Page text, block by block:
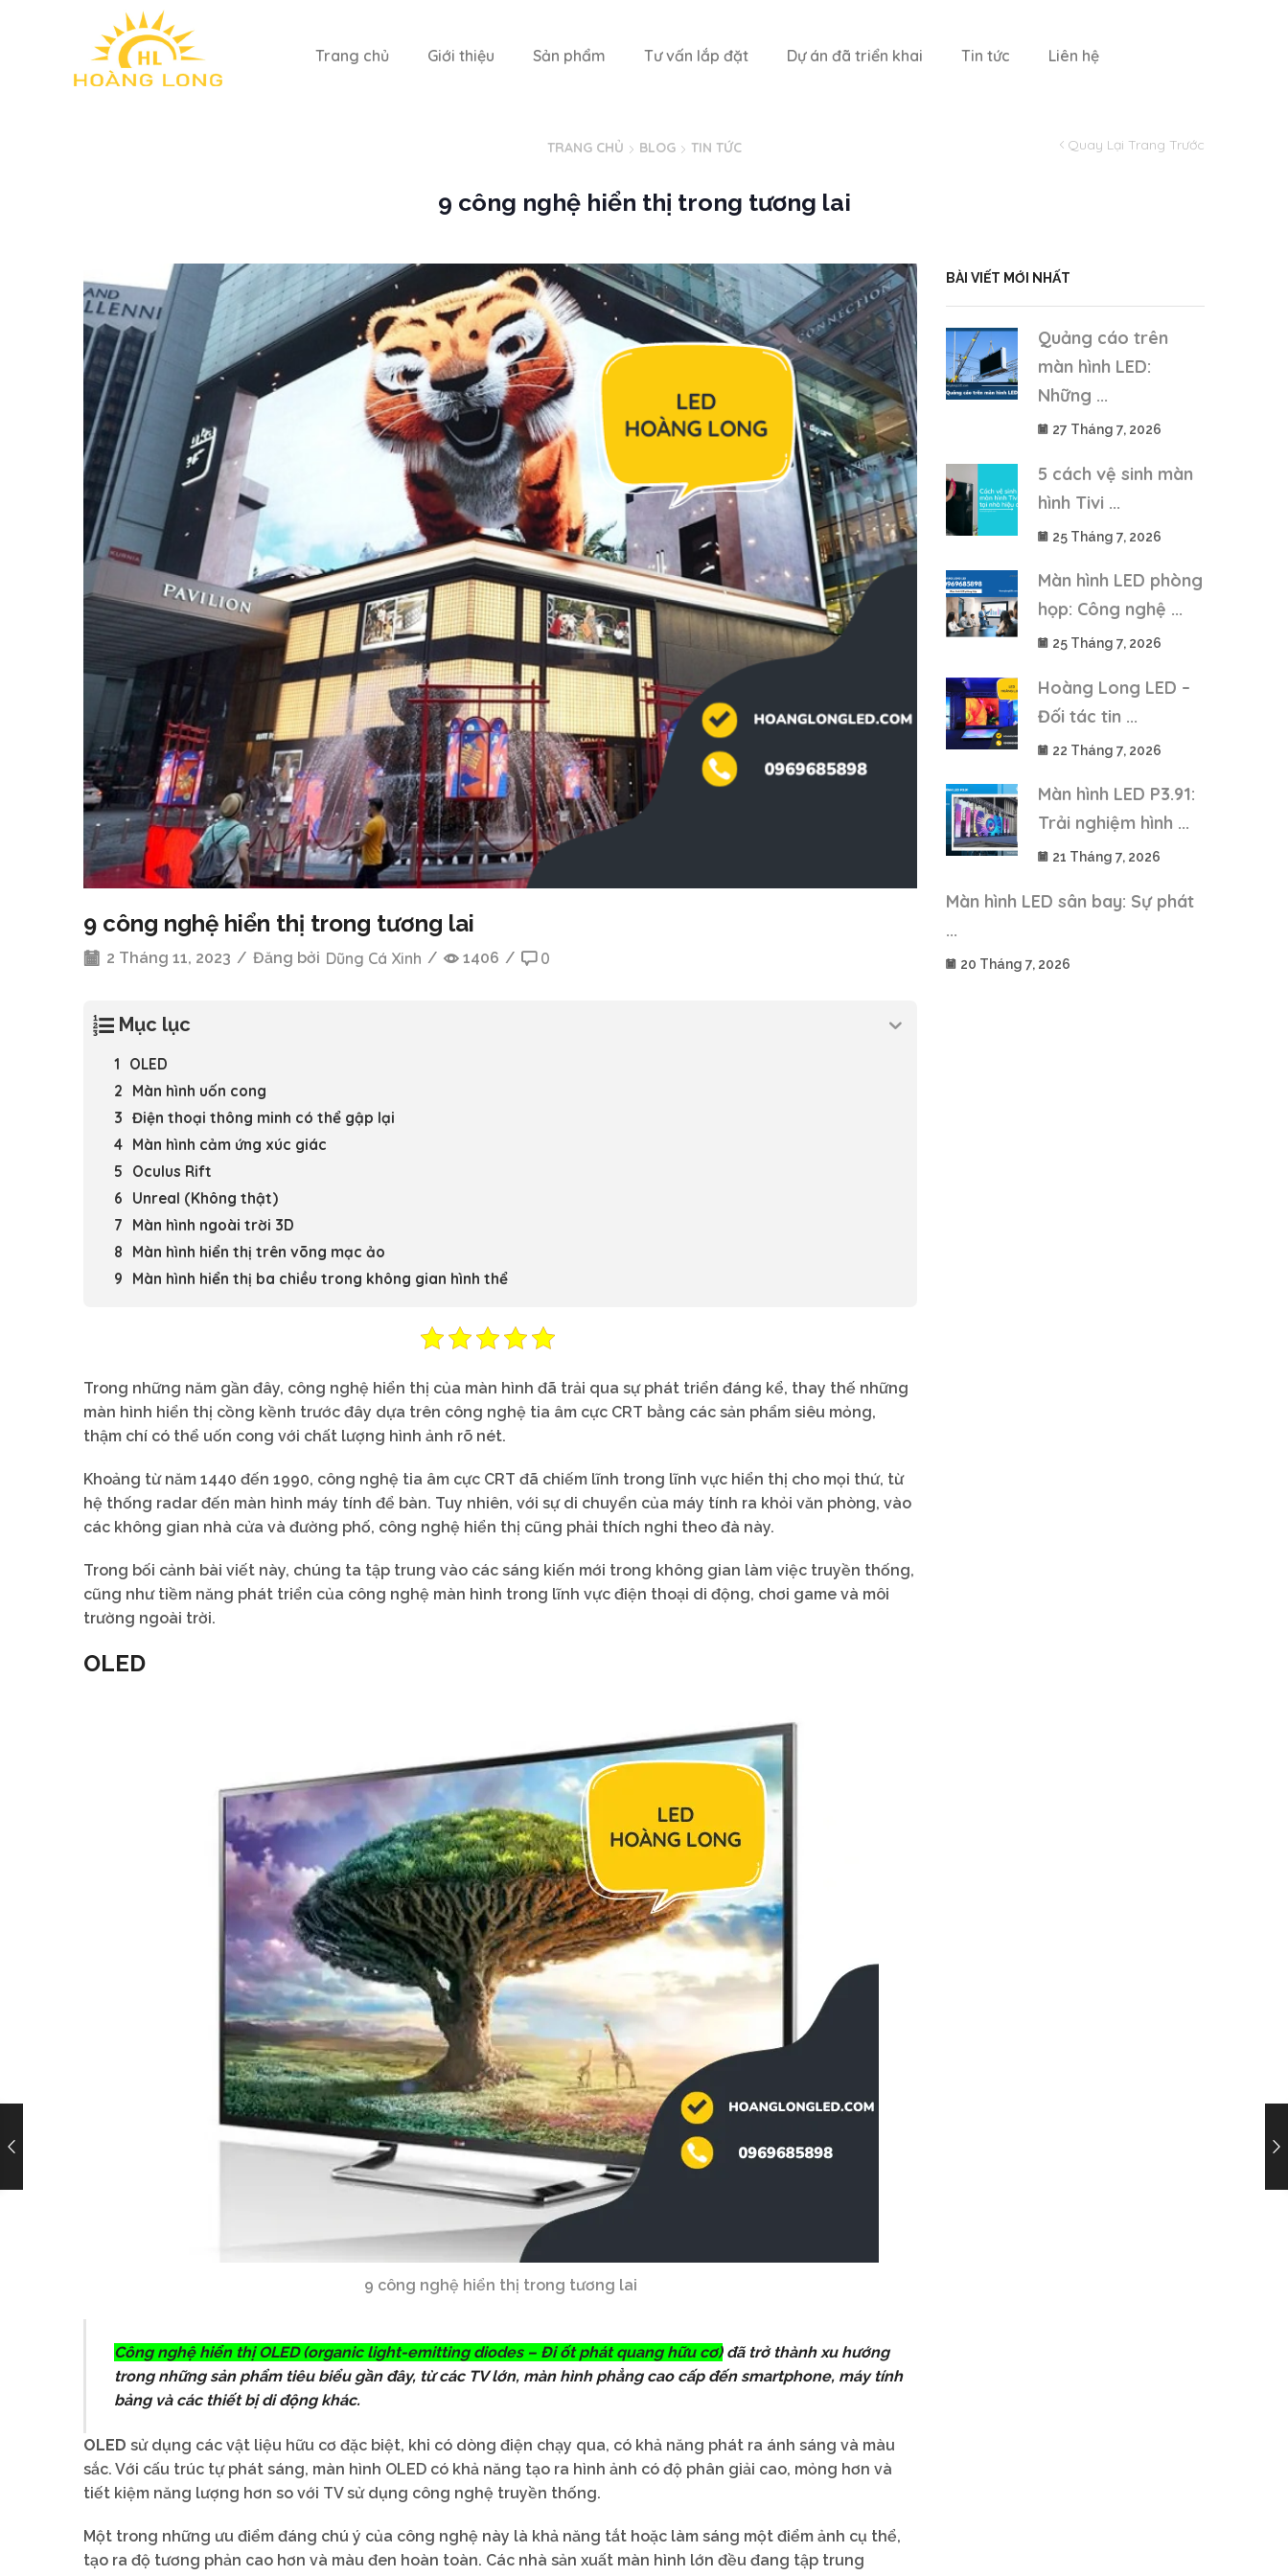
Trang chủ Giới thiệu Sản phẩm Tư vấn lắp đặt Dự án đã triển khai Tin tức Liên hệ
Quay Lại Trang Trước
TRANG CHỦ BLOG TIN TỨC
9 công nghệ hiển thị trong tương lai
9 công nghệ hiển thị trong tương lai
2 Tháng 11, 2023 / Đăng bởi Dũng Cá Xinh / 1406 / 0
Mục lục
OLED
Màn hình uốn cong
Điện thoại thông minh có thể gập lại
Màn hình cảm ứng xúc giác
Oculus Rift
Unreal (Không thật)
Màn hình ngoài trời 3D
Màn hình hiển thị trên võng mạc ảo
Màn hình hiển thị ba chiều trong không gian hình thể
Trong những năm gần đây, công nghệ hiển thị của màn hình đã trải qua sự phát triển đáng kể, thay thế những
màn hình hiển thị cồng kềnh trước đây dựa trên công nghệ tia âm cực CRT bằng các sản phẩm siêu mỏng,
thậm chí có thể uốn cong với chất lượng hình ảnh rõ nét.
Khoảng từ năm 1440 đến 1990, công nghệ tia âm cực CRT đã chiếm lĩnh trong lĩnh vực hiển thị cho mọi thứ, từ
hệ thống radar đến màn hình máy tính để bàn. Tuy nhiên, với sự di chuyển của máy tính ra khỏi văn phòng, vào
các không gian nhà cửa và đường phố, công nghệ hiển thị cũng phải thích nghi theo đà này.
Trong bối cảnh bài viết này, chúng ta tập trung vào các sáng kiến mới trong không gian làm việc truyền thống,
cũng như tiềm năng phát triển của công nghệ màn hình trong lĩnh vực điện thoại di động, chơi game và môi
trường ngoài trời.
OLED
9 công nghệ hiển thị trong tương lai
Công nghệ hiển thị OLED (organic light-emitting diodes – Đi ốt phát quang hữu cơ)đã trở thành xu hướng
trong những sản phẩm tiêu biểu gần đây, từ các TV lớn, màn hình phẳng cao cấp đến smartphone, máy tính
bảng và các thiết bị di động khác.
OLED sử dụng các vật liệu hữu cơ đặc biệt, khi có dòng điện chạy qua, có khả năng phát ra ánh sáng và màu
sắc. Với cấu trúc tự phát sáng, màn hình OLED có khả năng tạo ra hình ảnh có độ phân giải cao, mỏng hơn và
tiết kiệm năng lượng hơn so với TV sử dụng công nghệ truyền thống.
Một trong những ưu điểm đáng chú ý của công nghệ này là khả năng tắt hoặc làm sáng một điểm ảnh cụ thể,
tạo ra độ tương phản cao hơn và màu đen hoàn toàn. Các nhà sản xuất màn hình lớn đều đang tập trung
BÀI VIẾT MỚI NHẤT
Quảng cáo trên
màn hình LED:
Những ...
27 Tháng 7, 2026
5 cách vệ sinh màn
hình Tivi ...
25 Tháng 7, 2026
Màn hình LED phòng
họp: Công nghệ ...
25 Tháng 7, 2026
Hoàng Long LED –
Đối tác tin ...
22 Tháng 7, 2026
Màn hình LED P3.91:
Trải nghiệm hình ...
21 Tháng 7, 2026
Màn hình LED sân bay: Sự phát
...
20 Tháng 7, 2026